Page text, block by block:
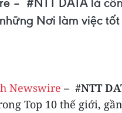
Nơi làm việc
Newswire – #NTT
Top 10 thế giới,